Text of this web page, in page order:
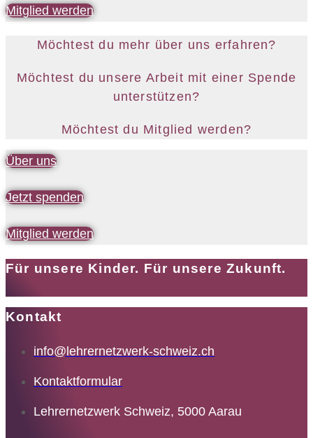
Mitglied werden
Möchtest du mehr über uns erfahren?
Möchtest du unsere Arbeit mit einer Spende
unterstützen?
Möchtest du Mitglied werden?
Über uns
Jetzt spenden
Mitglied werden
Für unsere Kinder. Für unsere Zukunft.
Kontakt
info@lehrernetzwerk-schweiz.ch
Kontaktformular
Lehrernetzwerk Schweiz, 5000 Aarau